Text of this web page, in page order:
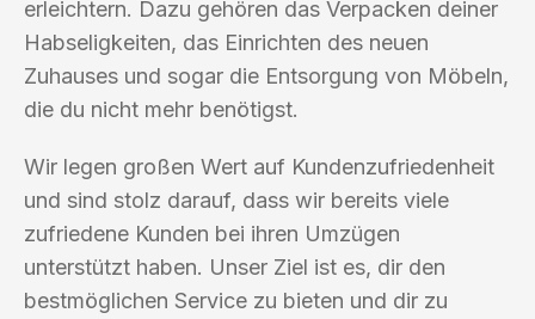
erleichtern. Dazu gehören das Verpacken deiner
Habseligkeiten, das Einrichten des neuen
Zuhauses und sogar die Entsorgung von Möbeln,
die du nicht mehr benötigst.
Wir legen großen Wert auf Kundenzufriedenheit
und sind stolz darauf, dass wir bereits viele
zufriedene Kunden bei ihren Umzügen
unterstützt haben. Unser Ziel ist es, dir den
bestmöglichen Service zu bieten und dir zu